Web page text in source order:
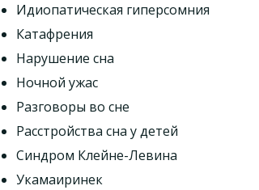
Идиопатическая гиперсомния
Катафрения
Нарушение сна
Ночной ужас
Разговоры во сне
Расстройства сна у детей
Синдром Клейне-Левина
Укамаиринек